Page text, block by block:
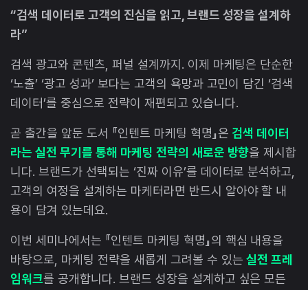
“검색 데이터로 고객의 진심을 읽고, 브랜드 성장을 설계하
라”
검색 광고와 콘텐츠, 퍼널 설계까지. 이제 마케팅은 단순한
‘노출’ ‘광고 성과’ 보다는 고객의 욕망과 고민이 담긴 ‘검색
데이터’를 중심으로 전략이 재편되고 있습니다.
곧 출간을 앞둔 도서 『인텐트 마케팅 혁명』은 검색 데이터
라는 실전 무기를 통해 마케팅 전략의 새로운 방향을 제시합
니다. 브랜드가 선택되는 ‘진짜 이유’를 데이터로 분석하고,
고객의 여정을 설계하는 마케터라면 반드시 알아야 할 내
용이 담겨 있는데요.
이번 세미나에서는 『인텐트 마케팅 혁명』의 핵심 내용을
바탕으로, 마케팅 전략을 새롭게 그려볼 수 있는실전 프레
임워크를 공개합니다. 브랜드 성장을 설계하고 싶은 모든